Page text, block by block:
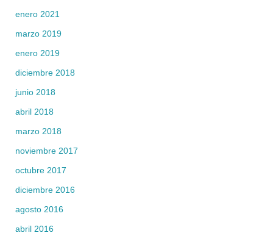
enero 2021
marzo 2019
enero 2019
diciembre 2018
junio 2018
abril 2018
marzo 2018
noviembre 2017
octubre 2017
diciembre 2016
agosto 2016
abril 2016